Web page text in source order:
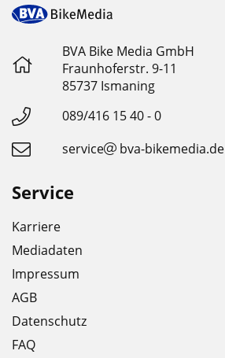
BVA Bike Media GmbH
Fraunhoferstr. 9-11
85737 Ismaning
089/416 15 40 - 0
service
bva-bikemedia.de
Service
Karriere
Mediadaten
Impressum
AGB
Datenschutz
FAQ